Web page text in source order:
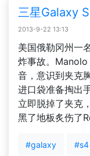
三星Galaxy
2013-9-22 13:13
美国俄勒冈州一
炸事故。
音，意识到夹克
进口袋准备掏出
立即脱掉了夹克
黑了地板炙伤了
#galaxy #s4